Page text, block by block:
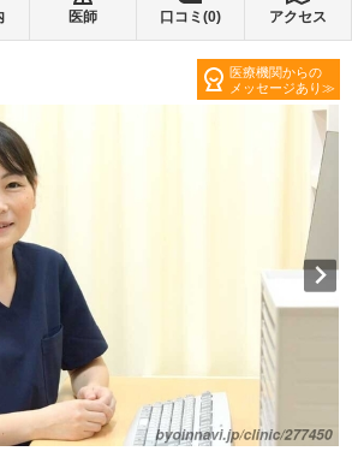
医師 口コミ(0) アクセス
医療機関からの
メッセージあり